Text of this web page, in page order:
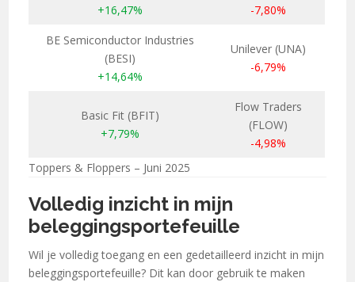
+16,47%
-7,80%
BE Semiconductor Industries
(BESI)
+14,64%
Unilever (UNA)
-6,79%
Basic Fit (BFIT)
+7,79%
Flow Traders
(FLOW)
-4,98%
Toppers & Floppers – Juni 2025
Volledig inzicht in mijn
beleggingsportefeuille
Wil je volledig toegang en een gedetailleerd inzicht in mijn
beleggingsportefeuille? Dit kan door gebruik te maken